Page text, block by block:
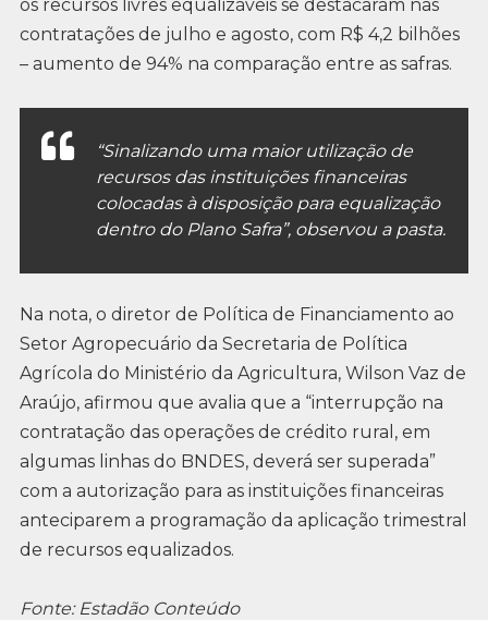
os recursos livres equalizáveis se destacaram nas
contratações de julho e agosto, com R$ 4,2 bilhões
– aumento de 94% na comparação entre as safras.
“Sinalizando uma maior utilização de
recursos das instituições financeiras
colocadas à disposição para equalização
dentro do Plano Safra”, observou a pasta.
Na nota, o diretor de Política de Financiamento ao
Setor Agropecuário da Secretaria de Política
Agrícola do Ministério da Agricultura, Wilson Vaz de
Araújo, afirmou que avalia que a “interrupção na
contratação das operações de crédito rural, em
algumas linhas do BNDES, deverá ser superada”
com a autorização para as instituições financeiras
anteciparem a programação da aplicação trimestral
de recursos equalizados.
Fonte: Estadão Conteúdo